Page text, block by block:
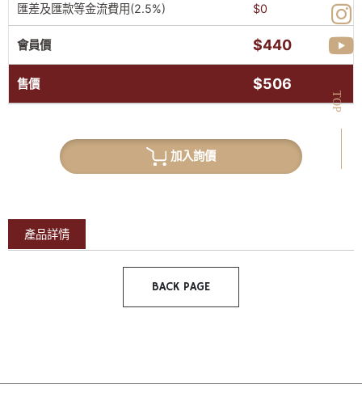
匯差及匯款等金流費用(2.5%) $0
會員價 $440
售價 $506
加入詢價
產品詳情
BACK PAGE
TOP